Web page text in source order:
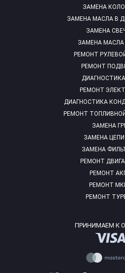
ЗАМЕНА
ЗАМЕНА МАСЛА В
ЗАМЕНА
ЗАМЕНА МАСЛА
РЕМОНТ
РЕМОНТ
РЕМОНТ
ДИАГНОСТИКА
РЕМОНТ
ЗАМЕНА
ЗАМЕНА ЦЕПИ
ЗАМЕНА
РЕМОНТ
РЕМОНТ
РЕМОНТ
РЕМОНТ
ПРИНИМАЕМ К